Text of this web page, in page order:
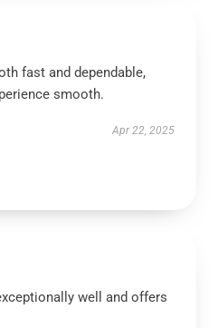
fast and dependable,
smooth.
Apr 22, 2025
well and offers